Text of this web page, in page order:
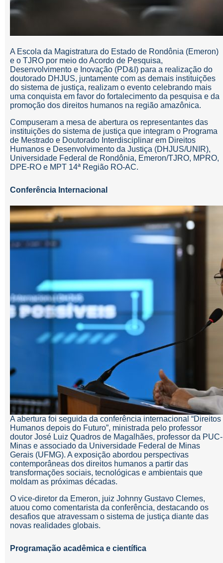
A Escola da Magistratura do Estado de Rondônia (Emeron)
e o TJRO por meio do Acordo de Pesquisa,
Desenvolvimento e Inovação (PD&I) para a realização do
doutorado DHJUS, juntamente com as demais instituições
do sistema de justiça, realizam o evento celebrando mais
uma conquista em favor do fortalecimento da pesquisa e da
promoção dos direitos humanos na região amazônica.
Compuseram a mesa de abertura os representantes das
instituições do sistema de justiça que integram o Programa
de Mestrado e Doutorado Interdisciplinar em Direitos
Humanos e Desenvolvimento da Justiça (DHJUS/UNIR),
Universidade Federal de Rondônia, Emeron/TJRO, MPRO,
DPE-RO e MPT 14ª Região RO-AC.
Conferência Internacional
A abertura foi seguida da conferência internacional “Direitos
Humanos depois do Futuro”, ministrada pelo professor
doutor José Luiz Quadros de Magalhães, professor da PUC-
Minas e associado da Universidade Federal de Minas
Gerais (UFMG). A exposição abordou perspectivas
contemporâneas dos direitos humanos a partir das
transformações sociais, tecnológicas e ambientais que
moldam as próximas décadas.
O vice-diretor da Emeron, juiz Johnny Gustavo Clemes,
atuou como comentarista da conferência, destacando os
desafios que atravessam o sistema de justiça diante das
novas realidades globais.
Programação acadêmica e científica